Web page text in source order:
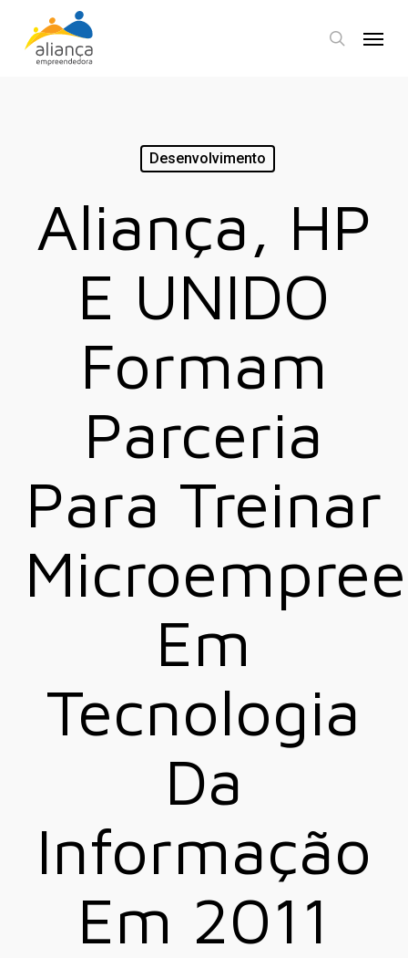
search
Desenvolvimento
Aliança, HP
E UNIDO
Formam
Parceria
Para Treinar
Em
Tecnologia
Da
Informação
Em 2011